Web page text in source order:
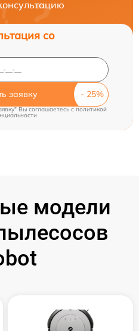
со
заявку
Вы соглашаетесь cполитикой
модели